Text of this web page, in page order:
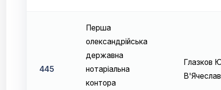
445
Перша
олександрійська
державна
нотаріальна
контора
Глазков